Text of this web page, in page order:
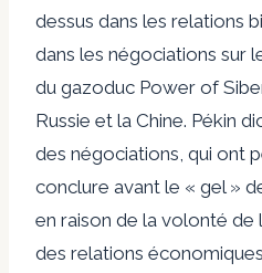
dessus dans les relations
dans les négociations sur
du gazoduc Power of
Russie et la Chine. Pékin
des négociations, qui ont
conclure avant le « gel »
en raison de la volonté de
des relations